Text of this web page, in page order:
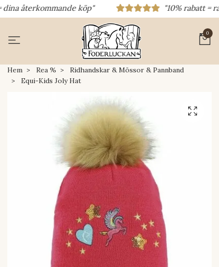
återkommande köp" "10% rabatt =
0
Hem Rea %
Ridhandskar & Mössor & Pannband
Equi-Kids Joly Hat